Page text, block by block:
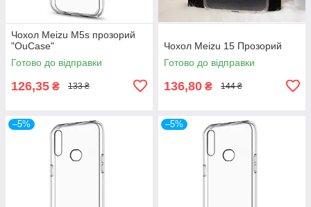
Чохол Meizu M5s прозорий
"OuCase"
Готово до відправки
126,35 ₴ 133 ₴
Чохол Meizu 15 Прозорий
Готово до відправки
136,80 ₴ 144 ₴
–5% –5%